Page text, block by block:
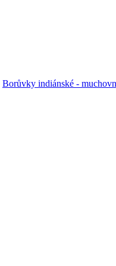
Borůvky indiánské -